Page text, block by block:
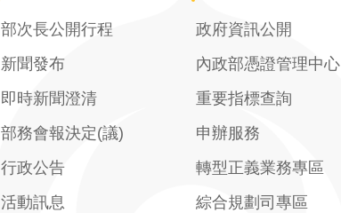
部次長公開行程
新聞發布
即時新聞澄清
部務會報決定(議)
行政公告
活動訊息
政府資訊公開
內政部憑證管理中心
重要指標查詢
申辦服務
轉型正義業務專區
綜合規劃司專區